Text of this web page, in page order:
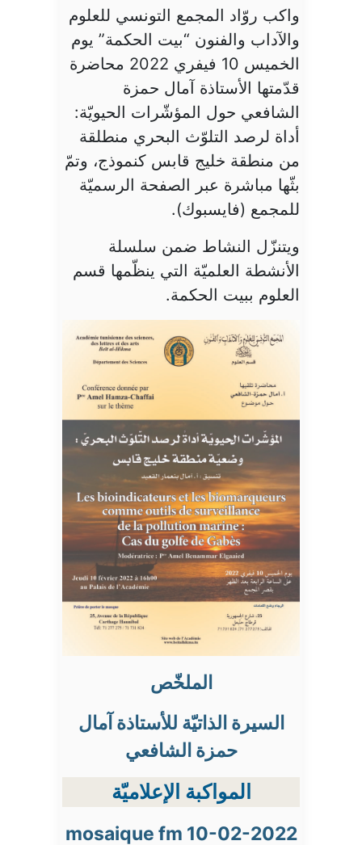
واكب روّاد المجمع التونسي للعلوم
والآداب والفنون “بيت الحكمة” يوم
الخميس 10 فيفري 2022 محاضرة
قدّمتها الأستاذة آمال حمزة
الشافعي حول المؤشّرات الحيويّة:
أداة لرصد التلوّث البحري منطلقة
من منطقة خليج قابس كنموذج، وتمّ
بثّها مباشرة عبر الصفحة الرسميّة
للمجمع (فايسبوك).
ويتنزّل النشاط ضمن سلسلة
الأنشطة العلميّة التي ينظّمها قسم
العلوم ببيت الحكمة.
الملخّص
السيرة الذاتيّة للأستاذة آمال
حمزة الشافعي
المواكبة الإعلاميّة
mosaique fm 10-02-2022